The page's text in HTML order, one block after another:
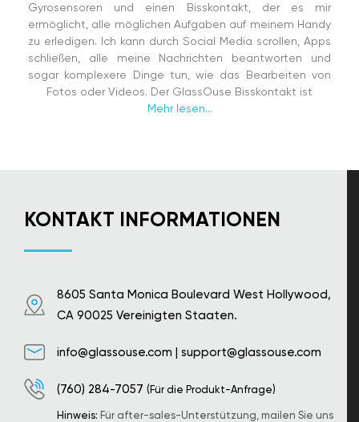
Gyrosensoren und einen Bisskontakt, der es mir
ermöglicht, alle möglichen Aufgaben auf meinem Handy
zu erledigen. Ich kann durch Social Media scrollen, Apps
schließen, alle meine Nachrichten beantworten und
sogar komplexere Dinge tun, wie das Bearbeiten von
Fotos oder Videos. Der GlassOuse Bisskontakt ist
Mehr lesen...
KONTAKT INFORMATIONEN
8605 Santa Monica Boulevard West Hollywood,
CA 90025 Vereinigten Staaten.
info@glassouse.com | support@glassouse.com
(760) 284-7057 (Für die Produkt-Anfrage)
Hinweis: Für after-sales-Unterstützung, mailen Sie uns